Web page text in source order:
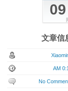
09
文章信
AM
No